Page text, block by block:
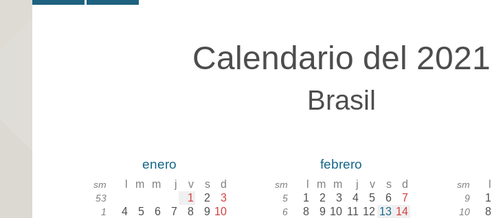
Calendario del 2021
Brasil
enero
sm m m j v s d
53 1 2 3
1 4 5 6 7 8 9 10
febrero
sm m m j v s d
5 1 2 3 4 5 6 7
6 8 9 10 11 12 13 14
sm
9 1
10 8